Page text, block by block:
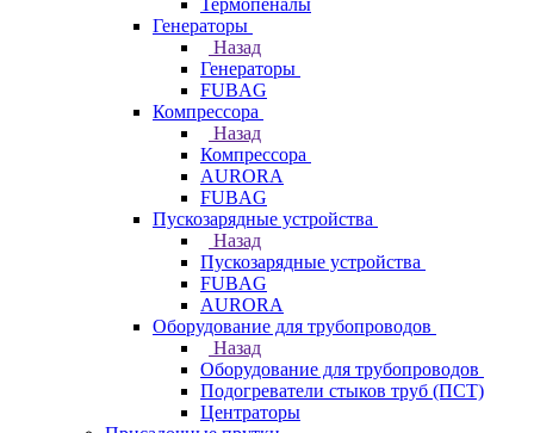
Термопеналы
Генераторы
Назад
Генераторы
FUBAG
Компрессора
Назад
Компрессора
AURORA
FUBAG
Пускозарядные устройства
Назад
Пускозарядные устройства
FUBAG
AURORA
Оборудование для трубопроводов
Назад
Оборудование для трубопроводов
Подогреватели стыков труб (ПСТ)
Центраторы